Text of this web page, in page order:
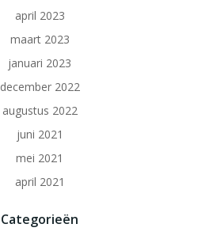
april 2023
maart 2023
januari 2023
december 2022
augustus 2022
juni 2021
mei 2021
april 2021
Categorieën